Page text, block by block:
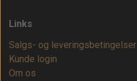
Links
Salgs- og leveringsbetingelser
Kunde login
Om os